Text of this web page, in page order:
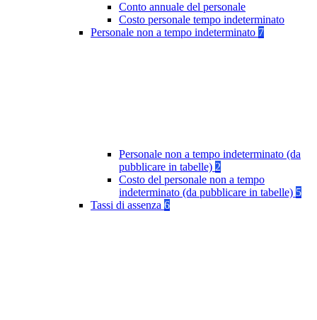
Conto annuale del personale
Costo personale tempo indeterminato
Personale non a tempo indeterminato 7
Personale non a tempo indeterminato (da
pubblicare in tabelle) 2
Costo del personale non a tempo
indeterminato (da pubblicare in tabelle) 5
Tassi di assenza 6